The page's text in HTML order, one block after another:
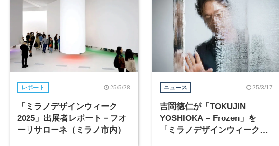
レポート 25/5/28
「ミラノデザインウィーク
2025」出展者レポート－フオ
ーリサローネ（ミラノ市内）
ニュース 25/3/17
吉岡徳仁が「TOKUJIN
YOSHIOKA – Frozen」を
「ミラノデザインウィーク